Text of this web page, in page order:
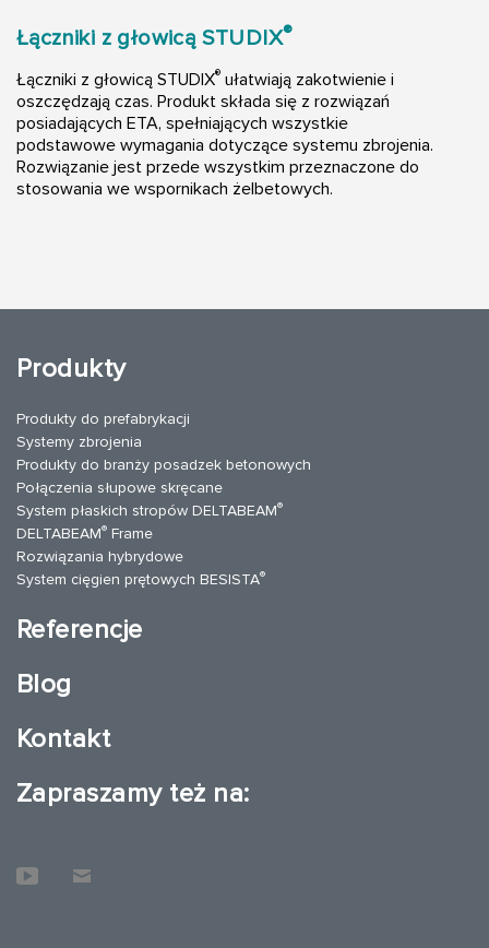
Łączniki z głowicą STUDIX®
Łączniki z głowicą STUDIX® ułatwiają zakotwienie i
oszczędzają czas. Produkt składa się z rozwiązań
posiadających ETA, spełniających wszystkie
podstawowe wymagania dotyczące systemu zbrojenia.
Rozwiązanie jest przede wszystkim przeznaczone do
stosowania we wspornikach żelbetowych.
Produkty
Produkty do prefabrykacji
Systemy zbrojenia
Produkty do branży posadzek betonowych
Połączenia słupowe skręcane
System płaskich stropów DELTABEAM®
DELTABEAM® Frame
Rozwiązania hybrydowe
System cięgien prętowych BESISTA®
Referencje
Blog
Kontakt
Zapraszamy też na: